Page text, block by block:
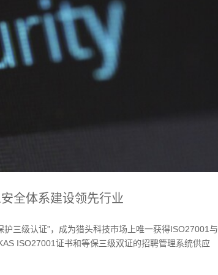
全体系建设领先行业
三级认证”，成为猎头科技市场上唯一获得ISO27001与
ISO27001证书和等保三级双证的招聘管理系统供应